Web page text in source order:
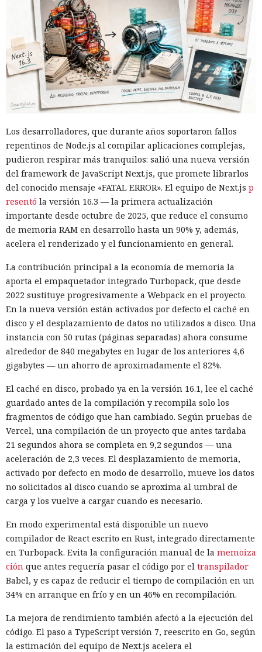
Los desarrolladores, que durante años soportaron fallos
repentinos de Node.js al compilar aplicaciones complejas,
pudieron respirar más tranquilos: salió una nueva versión
del framework de JavaScript Next.js, que promete librarlos
del conocido mensaje «FATAL ERROR». El equipo de Next.js p
resentó la versión 16.3 — la primera actualización
importante desde octubre de 2025, que reduce el consumo
de memoria RAM en desarrollo hasta un 90% y, además,
acelera el renderizado y el funcionamiento en general.
La contribución principal a la economía de memoria la
aporta el empaquetador integrado Turbopack, que desde
2022 sustituye progresivamente a Webpack en el proyecto.
En la nueva versión están activados por defecto el caché en
disco y el desplazamiento de datos no utilizados a disco. Una
instancia con 50 rutas (páginas separadas) ahora consume
alrededor de 840 megabytes en lugar de los anteriores 4,6
gigabytes — un ahorro de aproximadamente el 82%.
El caché en disco, probado ya en la versión 16.1, lee el caché
guardado antes de la compilación y recompila solo los
fragmentos de código que han cambiado. Según pruebas de
Vercel, una compilación de un proyecto que antes tardaba
21 segundos ahora se completa en 9,2 segundos — una
aceleración de 2,3 veces. El desplazamiento de memoria,
activado por defecto en modo de desarrollo, mueve los datos
no solicitados al disco cuando se aproxima al umbral de
carga y los vuelve a cargar cuando es necesario.
En modo experimental está disponible un nuevo
compilador de React escrito en Rust, integrado directamente
en Turbopack. Evita la configuración manual de la memoiza
ción que antes requería pasar el código por el transpilador
Babel, y es capaz de reducir el tiempo de compilación en un
34% en arranque en frío y en un 46% en recompilación.
La mejora de rendimiento también afectó a la ejecución del
código. El paso a TypeScript versión 7, reescrito en Go, según
la estimación del equipo de Next.js acelera el